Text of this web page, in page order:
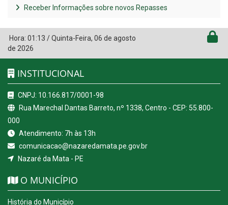
Receber Informações sobre novos Repasses
Hora: 01:13 /Quinta-Feira, 06 de agosto
de 2026
INSTITUCIONAL
CNPJ: 10.166.817/0001-98
Rua Marechal Dantas Barreto, nº 1338, Centro - CEP: 55.800-
000
Atendimento: 7h às 13h
comunicacao@nazaredamata.pe.gov.br
Nazaré da Mata - PE
O MUNICÍPIO
História do Município